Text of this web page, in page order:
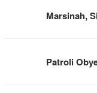
Marsinah,
Patroli